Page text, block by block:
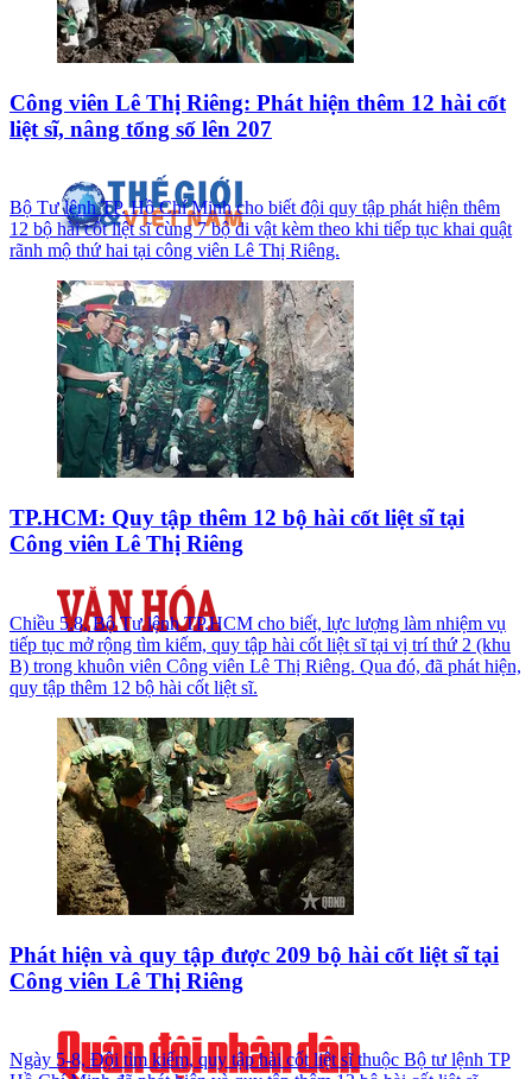
Công viên Lê Thị Riêng: Phát hiện thêm 12 hài cốt
liệt sĩ, nâng tổng số lên 207
Bộ Tư lệnh TP. Hồ Chí Minh cho biết đội quy tập phát hiện thêm
12 bộ hài cốt liệt sĩ cùng 7 bộ di vật kèm theo khi tiếp tục khai quật
rãnh mộ thứ hai tại công viên Lê Thị Riêng.
TP.HCM: Quy tập thêm 12 bộ hài cốt liệt sĩ tại
Công viên Lê Thị Riêng
Chiều 5.8, Bộ Tư lệnh TP.HCM cho biết, lực lượng làm nhiệm vụ
tiếp tục mở rộng tìm kiếm, quy tập hài cốt liệt sĩ tại vị trí thứ 2 (khu
B) trong khuôn viên Công viên Lê Thị Riêng. Qua đó, đã phát hiện,
quy tập thêm 12 bộ hài cốt liệt sĩ.
Phát hiện và quy tập được 209 bộ hài cốt liệt sĩ tại
Công viên Lê Thị Riêng
Ngày 5-8, Đội tìm kiếm, quy tập hài cốt liệt sĩ thuộc Bộ tư lệnh TP